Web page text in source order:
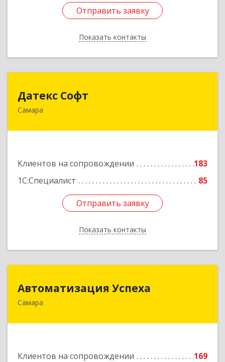
Отправить заявку
Показать контакты
Отправить заявку
Назад
Датекс Софт
Самара
Клиентов на сопровождении
183
1С:Специалист
85
Отправить заявку
Показать контакты
443070, Самарская обл, Самара г, Партизанская
Отправить заявку
Назад
Автоматизация Успеха
Самара
Клиентов на сопровождении
169